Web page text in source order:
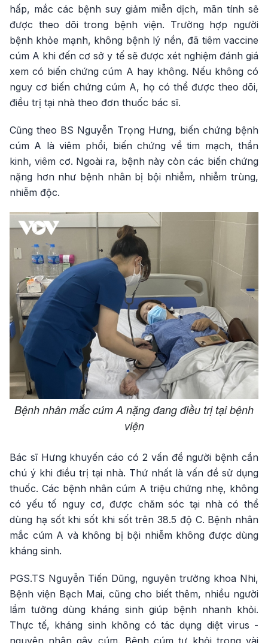
hấp, mắc các bệnh suy giảm miễn dịch, mãn tính sẽ
được theo dõi trong bệnh viện. Trường hợp người
bệnh khỏe mạnh, không bệnh lý nền, đã tiêm vaccine
cúm A khi đến cơ sở y tế sẽ được xét nghiệm đánh giá
xem có biến chứng cúm A hay không. Nếu không có
nguy cơ biến chứng cúm A, họ có thể được theo dõi,
điều trị tại nhà theo đơn thuốc bác sĩ.
Cũng theo BS Nguyễn Trọng Hưng, biến chứng bệnh
cúm A là viêm phổi, biến chứng về tim mạch, thần
kinh, viêm cơ. Ngoài ra, bệnh này còn các biến chứng
nặng hơn như bệnh nhân bị bội nhiễm, nhiễm trùng,
nhiễm độc.
Bệnh nhân mắc cúm A nặng đang điều trị tại bệnh
viện
Bác sĩ Hưng khuyến cáo có 2 vấn đề người bệnh cần
chú ý khi điều trị tại nhà. Thứ nhất là vấn đề sử dụng
thuốc. Các bệnh nhân cúm A triệu chứng nhẹ, không
có yếu tố nguy cơ, được chăm sóc tại nhà có thể
dùng hạ sốt khi sốt khi sốt trên 38.5 độ C. Bệnh nhân
mắc cúm A và không bị bội nhiễm không được dùng
kháng sinh.
PGS.TS Nguyễn Tiến Dũng, nguyên trưởng khoa Nhi,
Bệnh viện Bạch Mai, cũng cho biết thêm, nhiều người
lầm tưởng dùng kháng sinh giúp bệnh nhanh khỏi.
Thực tế, kháng sinh không có tác dụng diệt virus -
nguyên nhân gây cúm. Bệnh cúm tự khỏi trong vài